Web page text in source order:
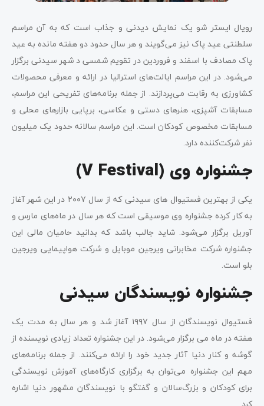
رویال ایستر شو یک نمایش دیدنی و جذاب است که به آن مراسم
سلطنتی عید پاک نیز می‌گویند و هر سال حدود دو هفته مانده به عید
پاک مصادف با اسفند و فروردین در تقویم شمسی د شهر سیدنی برگزار
می‌شود. در این مراسم ایالت‌‌های استرالیا در ارائه و معرفی محصولات
کشاورزی به رقابت می‌پردازند. از جمله برنامه‌های تفریحی این مراسم،
مسابقات آشپزی، هنرهای دستی و عکاسی، برپایی بازارهای محلی و
مسابقات مخصوص کودکان است. این مراسم سالانه حدود یک میلیون
نفر شرکت‌کننده دارد.
جشنواره وی (V Festival)
یکی از بهترین فستیوال های سیدنی که از سال ۲۰۰۷ در این شهر آغاز
به کار کرده جشنواره وی موسیقی است که هر سال در ماه‌های مارس و
آوریل برگزار می‌شود. شاید جالب باشد که بدانید حامیان مالی این
جشنواره شرکت مخابراتی ویرجین موبایل و شرکت هواپیمایی ویرجین
بلو است.
جشنواره نویسندگان سیدنی
فستیوال نویسندگان از سال ۱۹۹۷ آغاز شد و هر سال به مدت یک
هفته در ماه می برگزار می‌شود. در این جشنواره تعداد زیادی نویسنده از
گوشه و کنار دنیا آثار جدید خود را ارائه می‌کنند. از جمله برنامه‌های
مهم این جشنواره می‌توان به برگزاری کارگاه‌های آموزش نویسندگی
برای کودکان و بزرگ‌سالان و گفتگو با نویسندگان مشهور دنیا اشاره